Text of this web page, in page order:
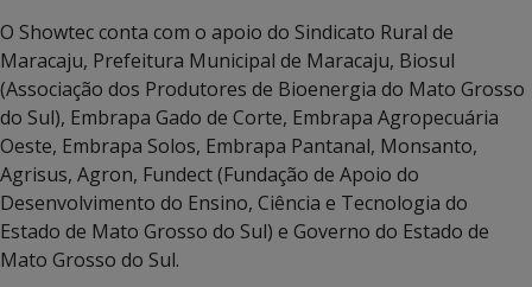
O Showtec conta com o apoio do Sindicato Rural de
Maracaju, Prefeitura Municipal de Maracaju, Biosul
(Associação dos Produtores de Bioenergia do Mato Grosso
do Sul), Embrapa Gado de Corte, Embrapa Agropecuária
Oeste, Embrapa Solos, Embrapa Pantanal, Monsanto,
Agrisus, Agron, Fundect (Fundação de Apoio do
Desenvolvimento do Ensino, Ciência e Tecnologia do
Estado de Mato Grosso do Sul) e Governo do Estado de
Mato Grosso do Sul.